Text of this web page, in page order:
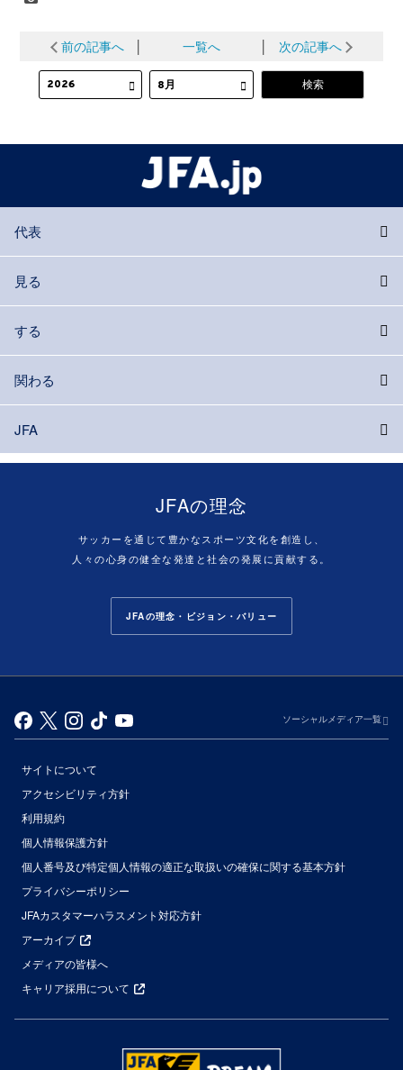
前の記事へ 一覧へ 次の記事へ
代表
見る
する
関わる
JFA
JFAの理念
サッカーを通じて豊かなスポーツ文化を創造し、
人々の心身の健全な発達と社会の発展に貢献する。
JFAの理念・ビジョン・バリュー
ソーシャルメディア一覧
サイトについて
アクセシビリティ方針
利用規約
個人情報保護方針
個人番号及び特定個人情報の適正な取扱いの確保に関する基本方針
プライバシーポリシー
JFAカスタマーハラスメント対応方針
アーカイブ
メディアの皆様へ
キャリア採用について